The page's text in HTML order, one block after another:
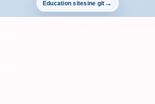
Education sitesine git